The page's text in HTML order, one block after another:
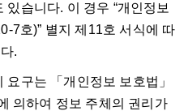
습니다. 이 경우 “개인정보
7호)” 별지 제11호 서식에 따
.
구는 「개인정보 보호법」
의하여 정보 주체의 권리가